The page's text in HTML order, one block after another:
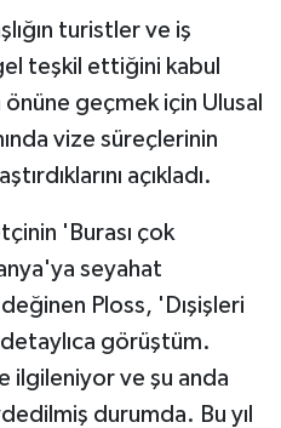
turistler ve iş
teşkil ettiğini kabul
geçmek için Ulusal
vize süreçlerinin
açıkladı.
'Burası çok
seyahat
Ploss, 'Dışişleri
detaylıca görüştüm.
ilgileniyor ve şu anda
durumda. Bu yıl